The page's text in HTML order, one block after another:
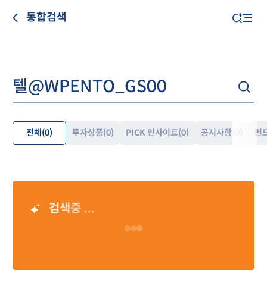
통합검색
전체 (0) 투자상품(0) PICK 인사이트(0) 공지사항 펀
검색중 ...
Loading…